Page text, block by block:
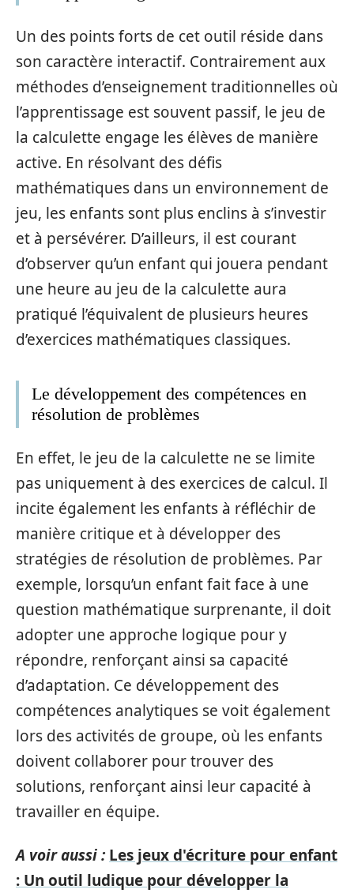
Un des points forts de cet outil réside dans
son caractère interactif. Contrairement aux
méthodes d’enseignement traditionnelles où
l’apprentissage est souvent passif, le jeu de
la calculette engage les élèves de manière
active. En résolvant des défis
mathématiques dans un environnement de
jeu, les enfants sont plus enclins à s’investir
et à persévérer. D’ailleurs, il est courant
d’observer qu’un enfant qui jouera pendant
une heure au jeu de la calculette aura
pratiqué l’équivalent de plusieurs heures
d’exercices mathématiques classiques.
Le développement des compétences en
résolution de problèmes
En effet, le jeu de la calculette ne se limite
pas uniquement à des exercices de calcul. Il
incite également les enfants à réfléchir de
manière critique et à développer des
stratégies de résolution de problèmes. Par
exemple, lorsqu’un enfant fait face à une
question mathématique surprenante, il doit
adopter une approche logique pour y
répondre, renforçant ainsi sa capacité
d’adaptation. Ce développement des
compétences analytiques se voit également
lors des activités de groupe, où les enfants
doivent collaborer pour trouver des
solutions, renforçant ainsi leur capacité à
travailler en équipe.
A voir aussi : Les jeux d'écriture pour enfant
: Un outil ludique pour développer la